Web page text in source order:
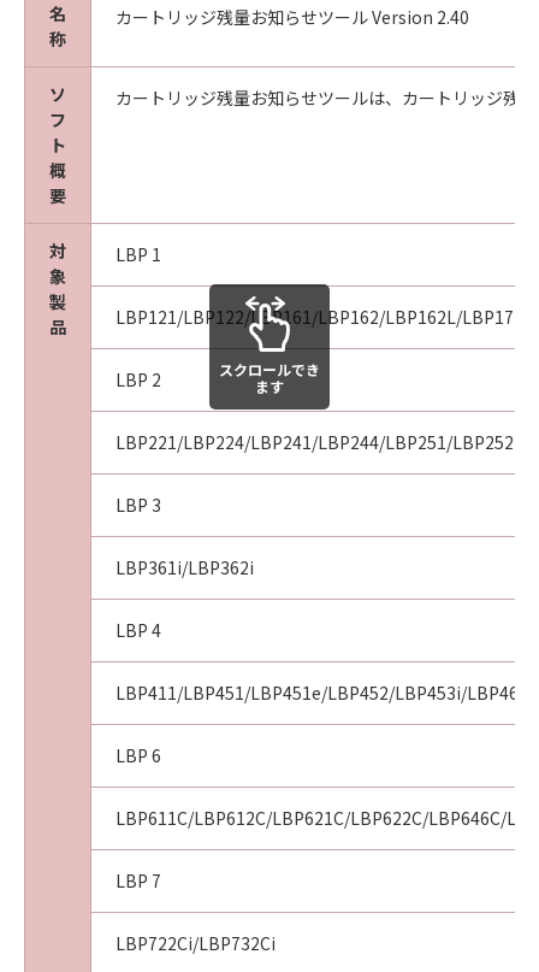
名
称
カートリッジ残量お知らせツール Version 2.40
ソ
フ
ト
概
要
カートリッジ残量お知らせツールは、カートリッジ残
対
象
製
品
LBP 1
LBP121/LBP122/LBP161/LBP162/LBP162L/LBP171/
LBP 2
LBP221/LBP224/LBP241/LBP244/LBP251/LBP252
LBP 3
LBP361i/LBP362i
LBP 4
LBP411/LBP451/LBP451e/LBP452/LBP453i/
LBP 6
LBP611C/LBP612C/LBP621C/LBP622C/LBP646C/
LBP 7
LBP722Ci/LBP732Ci
スクロールでき
ます